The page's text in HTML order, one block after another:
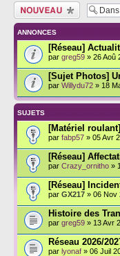
Écrire un nouveau
sujet
ANNONCES
[Réseau]
par greg59 » 26 Aoû
[Sujet Photos]
par Willydu72 » 18
SUJETS
[Matériel
par fabp57 » 05 Avr
[Réseau]
par Crazy_ornitho »
[Réseau]
par GX217 » 06 Nov
Histoire des
par greg59 » 13 Avr
Réseau 2026/
par lyonaf » 06 Juil